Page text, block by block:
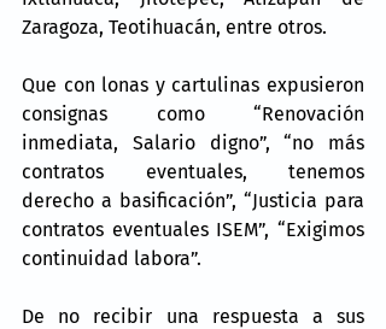
Zaragoza, Teotihuacán, entre otros.
Que con lonas y cartulinas expusieron
consignas como “Renovación
inmediata, Salario digno”, “no más
contratos eventuales, tenemos
derecho a basificación”, “Justicia para
contratos eventuales ISEM”, “Exigimos
continuidad labora”.
De no recibir una respuesta a sus